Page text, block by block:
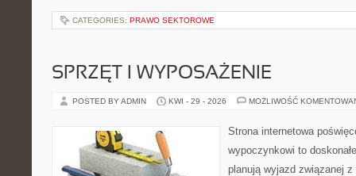
CATEGORIES: PRAWO SEKTOROWE
SPRZĘT I WYPOSAŻENIE
POSTED BY ADMIN KWI - 29 - 2026 MOŻLIWOŚĆ
Strona internetowa
wypoczynkowi to
planują wyjazd związanej